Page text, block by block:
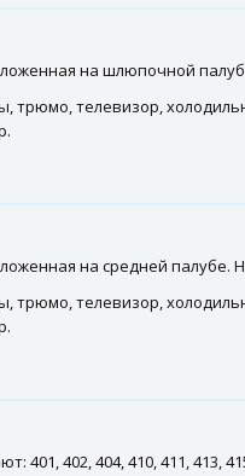
на шлюпочной
трюмо, телевизор,
на средней палубе.
трюмо, телевизор,
402, 404, 410, 411, 413,